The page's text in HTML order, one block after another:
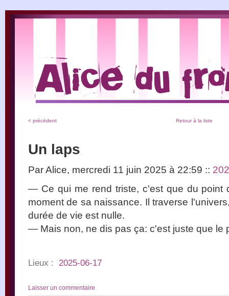
< précédent Retour à la liste
Un laps
Par Alice, mercredi 11 juin 2025 à 22:59 ::
— Ce qui me rend triste, c'est que du point
moment de sa naissance. Il traverse
durée de vie est nulle.
— Mais non, ne dis pas ça: c'est juste que le
Lieux : 2025-06-17
Laisser un commentaire